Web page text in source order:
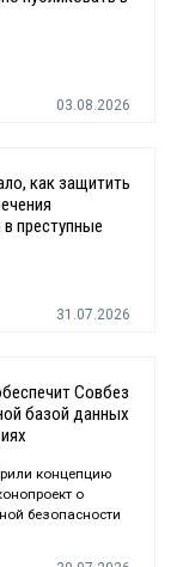
03.08.2026
как защитить
преступные
31.07.2026
Совбез
базой данных
концепцию
о
безопасности